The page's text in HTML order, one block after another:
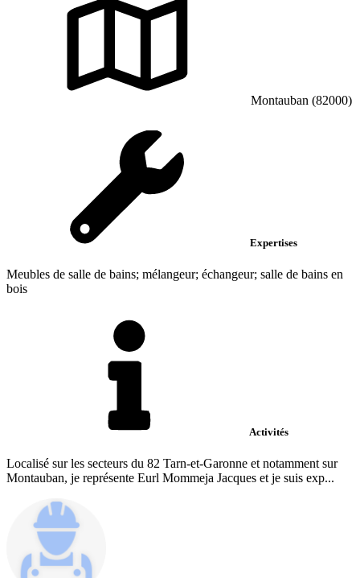
Montauban (82000)
Expertises
Meubles de salle de bains; mélangeur; échangeur; salle de bains en
bois
Activités
Localisé sur les secteurs du 82 Tarn-et-Garonne et notamment sur
Montauban, je représente Eurl Mommeja Jacques et je suis exp...